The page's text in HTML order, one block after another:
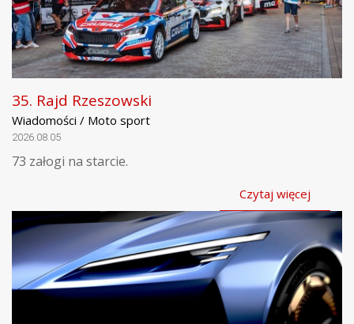
35. Rajd Rzeszowski
Wiadomości / Moto sport
2026.08.05
73 załogi na starcie.
Czytaj więcej